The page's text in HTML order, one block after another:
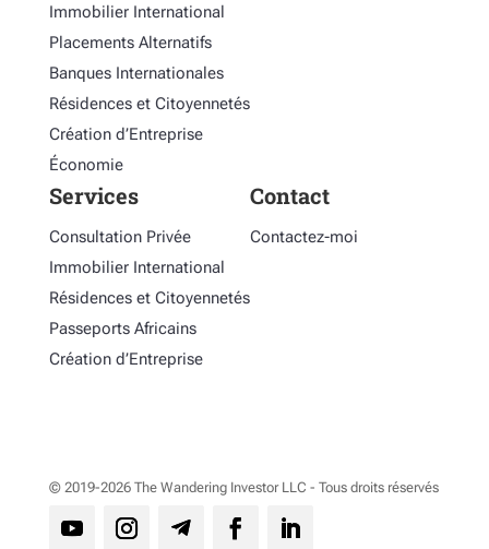
Immobilier International
Placements Alternatifs
Banques Internationales
Résidences et Citoyennetés
Création d’Entreprise
Économie
Services
Consultation Privée
Immobilier International
Résidences et Citoyennetés
Passeports Africains
Création d’Entreprise
Contact
Contactez-moi
© 2019-2026 The Wandering Investor LLC - Tous droits réservés